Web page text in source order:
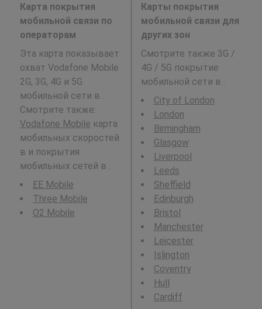
Карта покрытия
мобильной связи по
операторам
Эта карта показывает
охват Vodafone Mobile
2G, 3G, 4G и 5G
мобильной сети в .
Смотрите также:
Vodafone Mobile карта
мобильных скоростей
в и покрытия
мобильных сетей в .
EE Mobile
Three Mobile
O2 Mobile
Карты покрытия
мобильной связи для
других зон
Смотрите также 3G /
4G / 5G покрытие
мобильной сети в :
City of London
London
Birmingham
Glasgow
Liverpool
Leeds
Sheffield
Edinburgh
Bristol
Manchester
Leicester
Islington
Coventry
Hull
Cardiff